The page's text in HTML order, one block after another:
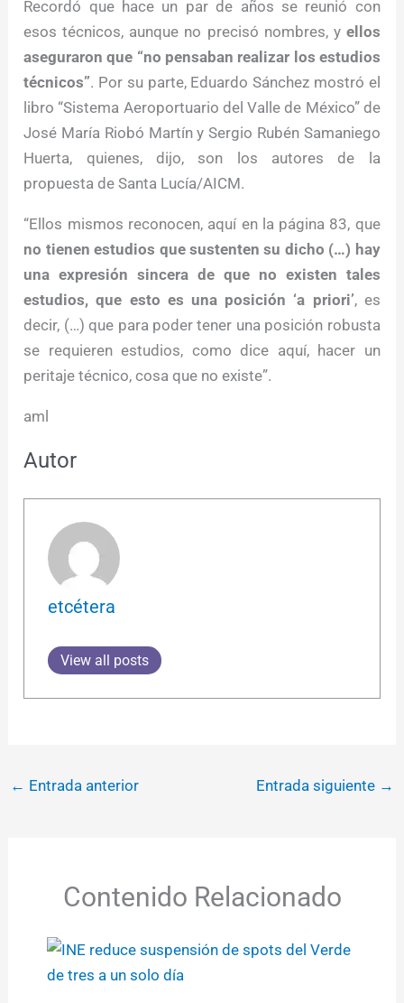
Recordó que hace un par de años se reunió con
esos técnicos, aunque no precisó nombres, y ellos
aseguraron que “no pensaban realizar los estudios
técnicos”. Por su parte, Eduardo Sánchez mostró el
libro “Sistema Aeroportuario del Valle de México” de
José María Riobó Martín y Sergio Rubén Samaniego
Huerta, quienes, dijo, son los autores de la
propuesta de Santa Lucía/AICM.
“Ellos mismos reconocen, aquí en la página 83, que
no tienen estudios que sustenten su dicho (…) hay
una expresión sincera de que no existen tales
estudios, que esto es una posición ‘a priori’, es
decir, (…) que para poder tener una posición robusta
se requieren estudios, como dice aquí, hacer un
peritaje técnico, cosa que no existe”.
aml
Autor
etcétera
View all posts
← Entrada anterior Entrada siguiente →
Contenido Relacionado